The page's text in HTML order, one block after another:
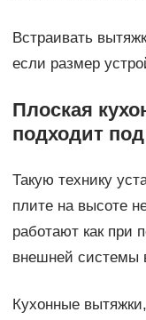
Встраивать
если размер
Плоская
подходит
Такую технику
плите на высоте
работают как при
внешней системы
Кухонные